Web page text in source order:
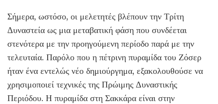
Σήμερα, ωστόσο, οι μελετητές βλέπουν την Τρίτη
Δυναστεία ως μια μεταβατική φάση που συνδέεται
στενότερα με την προηγούμενη περίοδο παρά με την
τελευταία. Παρόλο που η πέτρινη πυραμίδα του Ζόσερ
ήταν ένα εντελώς νέο δημιούργημα, εξακολουθούσε να
χρησιμοποιεί τεχνικές της Πρώιμης Δυναστικής
Περιόδου. Η πυραμίδα στη Σακκάρα είναι στην